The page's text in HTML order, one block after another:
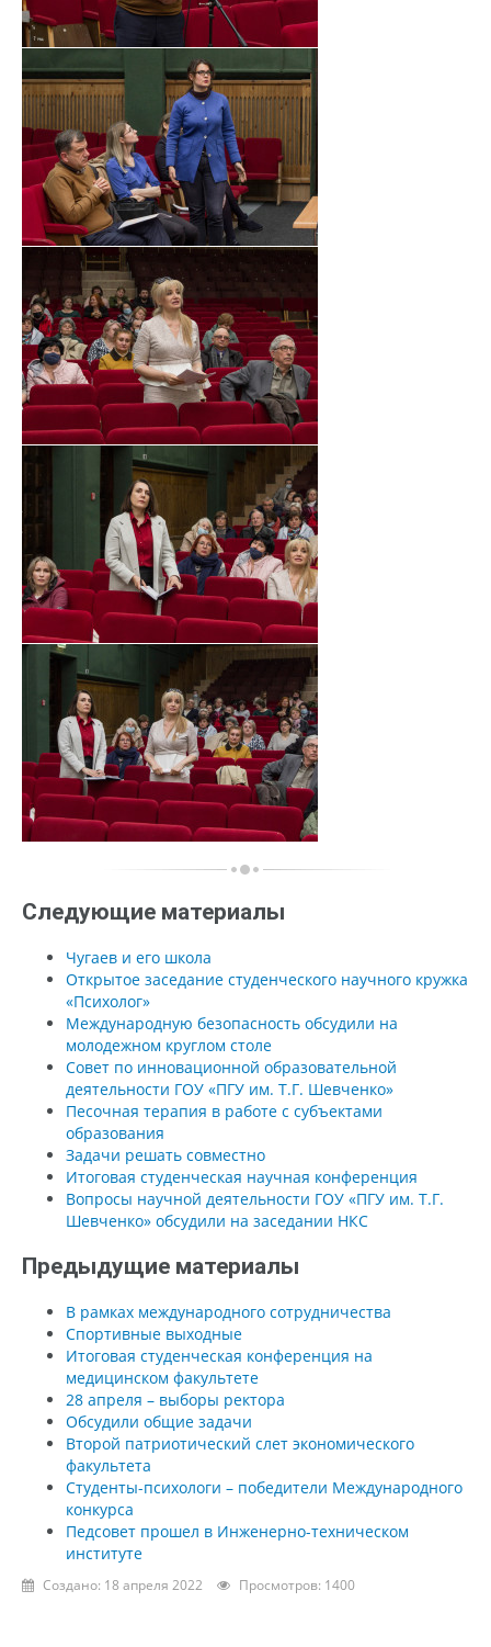
Следующие материалы
Чугаев и его школа
Открытое заседание студенческого научного кружка
«Психолог»
Международную безопасность обсудили на
молодежном круглом столе
Совет по инновационной образовательной
деятельности ГОУ «ПГУ им. Т.Г. Шевченко»
Песочная терапия в работе с субъектами
образования
Задачи решать совместно
Итоговая студенческая научная конференция
Вопросы научной деятельности ГОУ «ПГУ им. Т.Г.
Шевченко» обсудили на заседании НКС
Предыдущие материалы
В рамках международного сотрудничества
Спортивные выходные
Итоговая студенческая конференция на
медицинском факультете
28 апреля – выборы ректора
Обсудили общие задачи
Второй патриотический слет экономического
факультета
Студенты-психологи – победители Международного
конкурса
Педсовет прошел в Инженерно-техническом
институте
Создано: 18 апреля 2022 Просмотров: 1400